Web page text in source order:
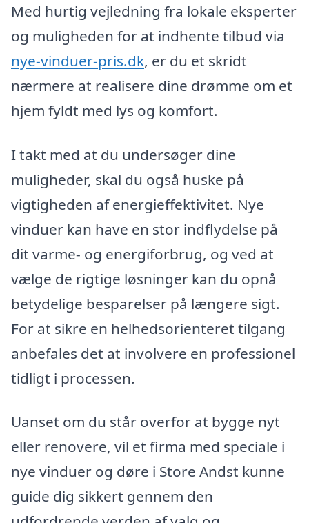
Med hurtig vejledning fra lokale eksperter
og muligheden for at indhente tilbud via
nye-vinduer-pris.dk, er du et skridt
nærmere at realisere dine drømme om et
hjem fyldt med lys og komfort.
I takt med at du undersøger dine
muligheder, skal du også huske på
vigtigheden af energieffektivitet. Nye
vinduer kan have en stor indflydelse på
dit varme- og energiforbrug, og ved at
vælge de rigtige løsninger kan du opnå
betydelige besparelser på længere sigt.
For at sikre en helhedsorienteret tilgang
anbefales det at involvere en professionel
tidligt i processen.
Uanset om du står overfor at bygge nyt
eller renovere, vil et firma med speciale i
nye vinduer og døre i Store Andst kunne
guide dig sikkert gennem den